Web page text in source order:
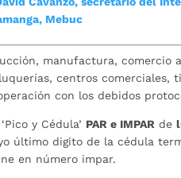
Mebuc
manufactura, comercio
centros comerciales,
con los debidos
y Cédula’ PAR e IMPAR de
último digito de la cédula
en número impar.